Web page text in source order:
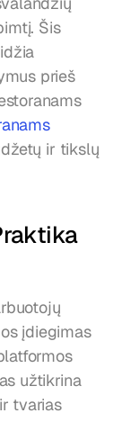
Šis
prieš
ir tikslų
įdiegimas
užtikrina
tvarias